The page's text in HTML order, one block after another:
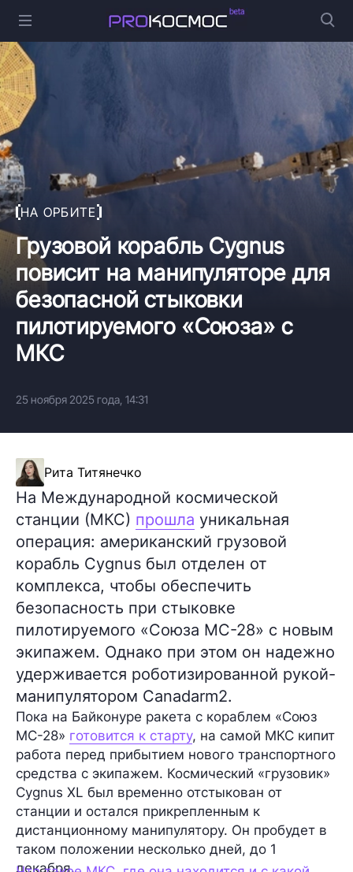
НА ОРБИТЕ
Грузовой корабль Cygnus
повисит на манипуляторе для
безопасной стыковки
пилотируемого «Союза» с
МКС
25 ноября 2025 года, 14:31
Рита Титянечко
На Международной космической
станции (МКС) прошла уникальная
операция: американский грузовой
корабль Cygnus был отделен от
комплекса, чтобы обеспечить
безопасность при стыковке
пилотируемого «Союза МС-28» с новым
экипажем. Однако при этом он надежно
удерживается роботизированной рукой-
манипулятором Canadarm2.
Пока на Байконуре ракета с кораблем «Союз
МС-28» готовится к старту, на самой МКС кипит
работа перед прибытием нового транспортного
средства с экипажем. Космический «грузовик»
Cygnus XL был временно отстыкован от
станции и остался прикрепленным к
дистанционному манипулятору. Он пробудет в
таком положении несколько дней, до 1
декабря.